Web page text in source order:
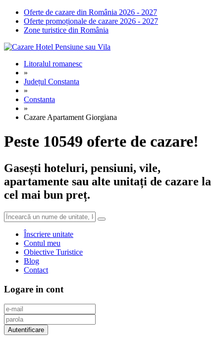
Oferte de cazare din România 2026 - 2027
Oferte promoționale de cazare 2026 - 2027
Zone turistice din România
Litoralul romanesc
»
Județul Constanta
»
Constanta
»
Cazare Apartament Giorgiana
Peste 10549 oferte de cazare!
Gasești hoteluri, pensiuni, vile,
apartamente sau alte unitați de cazare la
cel mai bun preț.
Înscriere unitate
Contul meu
Obiective Turistice
Blog
Contact
Logare in cont